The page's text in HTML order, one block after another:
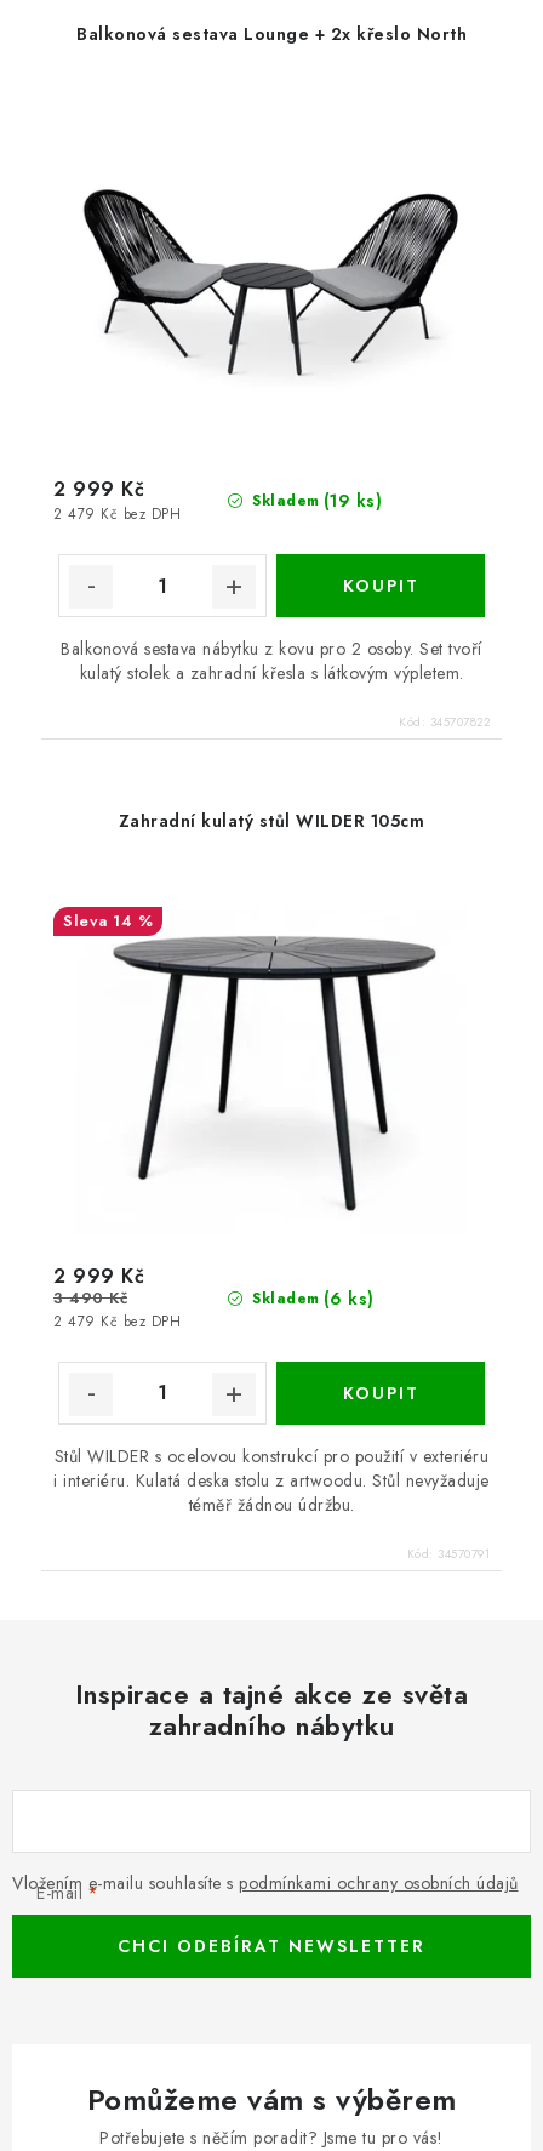
Balkonová sestava Lounge + 2x křeslo North
Skladem (19 ks)
2 479 Kč bez DPH
2 999 Kč
Balkonová sestava nábytku z kovu pro 2 osoby. Set tvoří
kulatý stolek a zahradní křesla s látkovým výpletem.
Kód: 345707822
Zahradní kulatý stůl WILDER 105cm
14 %
Skladem (6 ks)
2 479 Kč bez DPH
2 999 Kč
3 490 Kč
Stůl WILDER s ocelovou konstrukcí pro použití v exteriéru
i interiéru. Kulatá deska stolu z artwoodu. Stůl nevyžaduje
téměř žádnou údržbu.
Kód: 34570791
Inspirace a tajné akce ze světa
zahradního nábytku
E-mail
Vložením e-mailu souhlasíte s podmínkami ochrany osobních údajů
CHCI ODEBÍRAT NEWSLETTER
Pomůžeme vám s výběrem
Potřebujete s něčím poradit? Jsme tu pro vás!